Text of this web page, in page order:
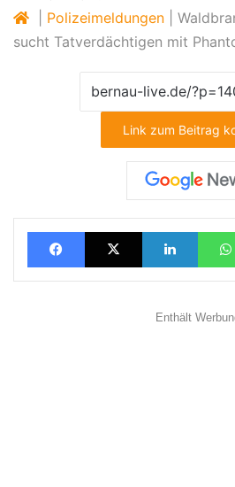
Polizeimeldungen
sucht Tatverdächtigen mit
Link zum Beitrag
FacebookX
Enthält